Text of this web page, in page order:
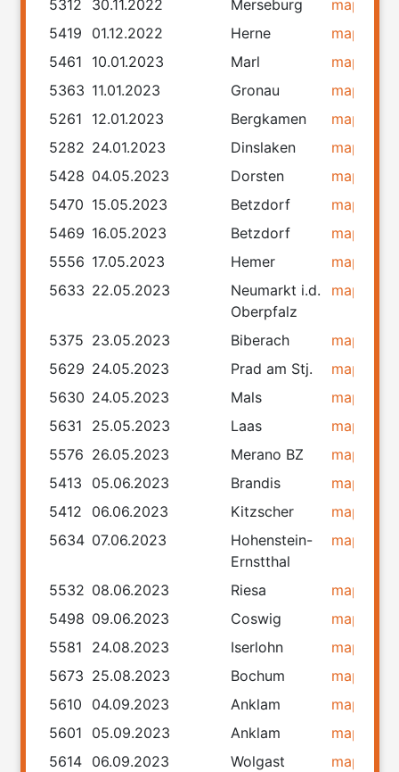
5312
30.11.2022 Merseburg map
5419
01.12.2022 Herne map
5461
10.01.2023 Marl map
5363 11.01.2023 Gronau map
5261
12.01.2023 Bergkamen map
5282 24.01.2023 Dinslaken map
5428 04.05.2023 Dorsten map
5470 15.05.2023 Betzdorf map
5469 16.05.2023 Betzdorf map
5556 17.05.2023 Hemer map
5633 22.05.2023
Neumarkt i.d.
Oberpfalz
map
5375 23.05.2023 Biberach map
5629 24.05.2023 Prad am Stj. map
5630 24.05.2023 Mals map
5631
25.05.2023 Laas map
5576 26.05.2023 Merano BZ map
5413
05.06.2023 Brandis map
5412
06.06.2023 Kitzscher map
5634 07.06.2023
Hohenstein-
Ernstthal
map
5532 08.06.2023 Riesa map
5498 09.06.2023 Coswig map
5581
24.08.2023 Iserlohn map
5673 25.08.2023 Bochum map
5610
04.09.2023 Anklam map
5601
05.09.2023 Anklam map
5614 06.09.2023 Wolgast map